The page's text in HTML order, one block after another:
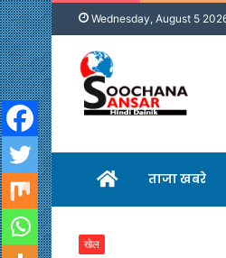
Wednesday, August 5
होम ताजा खबरे
खेल